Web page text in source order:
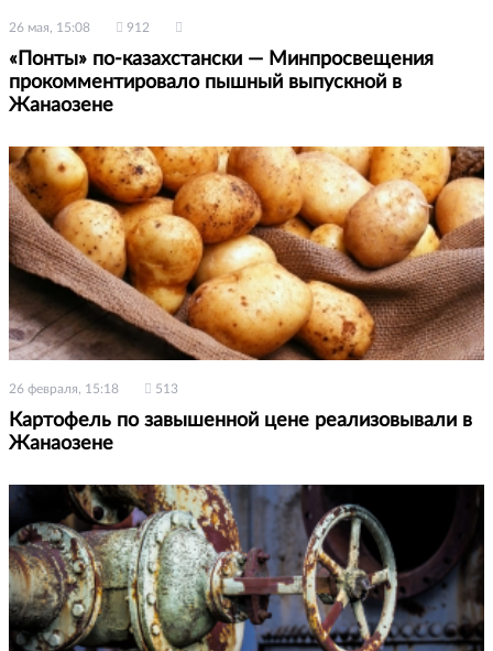
26 мая, 15:08 912
«Понты» по-казахстански — Минпросвещения
прокомментировало пышный выпускной в
Жанаозене
26 февраля, 15:18 513
Картофель по завышенной цене реализовывали в
Жанаозене